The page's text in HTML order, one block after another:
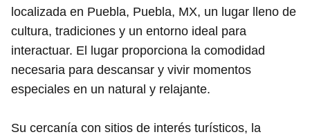
localizada en Puebla, Puebla, MX, un lugar lleno de
cultura, tradiciones y un entorno ideal para
interactuar. El lugar proporciona la comodidad
necesaria para descansar y vivir momentos
especiales en un natural y relajante.
Su cercanía con sitios de interés turísticos, la